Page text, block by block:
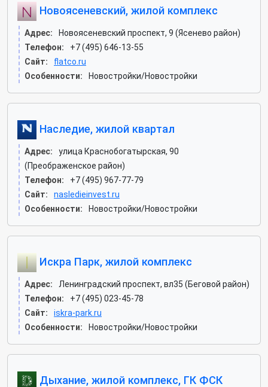
Новоясеневский, жилой комплекс
Адрес:
Новоясеневский проспект, 9 (Ясенево район)
Телефон:
+7 (495) 646-13-55
Сайт:
flatco.ru
Особенности:
Новостройки/Новостройки
Наследие, жилой квартал
Адрес:
улица Краснобогатырская, 90
(Преображенское район)
Телефон:
+7 (495) 967-77-79
Сайт:
nasledieinvest.ru
Особенности:
Новостройки/Новостройки
Искра Парк, жилой комплекс
Адрес:
Ленинградский проспект, вл35 (Беговой район)
Телефон:
+7 (495) 023-45-78
Сайт:
iskra-park.ru
Особенности:
Новостройки/Новостройки
Дыхание, жилой комплекс, ГК ФСК